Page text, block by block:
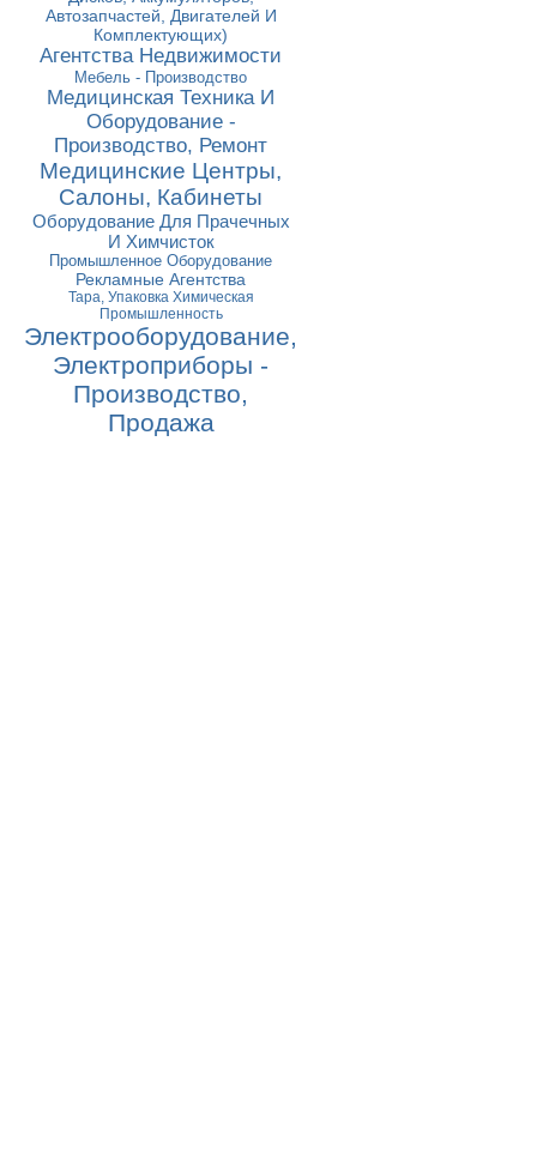
Автозапчастей, Двигателей И
Комплектующих)
Агентства Недвижимости
Мебель - Производство
Медицинская Техника И
Оборудование -
Производство, Ремонт
Медицинские Центры,
Салоны, Кабинеты
Оборудование Для Прачечных
И Химчисток
Промышленное Оборудование
Рекламные Агентства
Тара, Упаковка Химическая
Промышленность
Электрооборудование,
Электроприборы -
Производство,
Продажа